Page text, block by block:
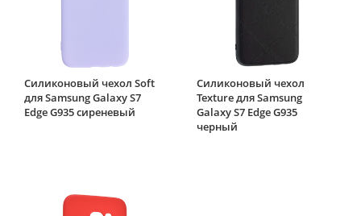
Силиконовый чехол Soft
для Samsung Galaxy S7
Edge G935 сиреневый
Силиконовый чехол
Texture для Samsung
Galaxy S7 Edge G935
черный